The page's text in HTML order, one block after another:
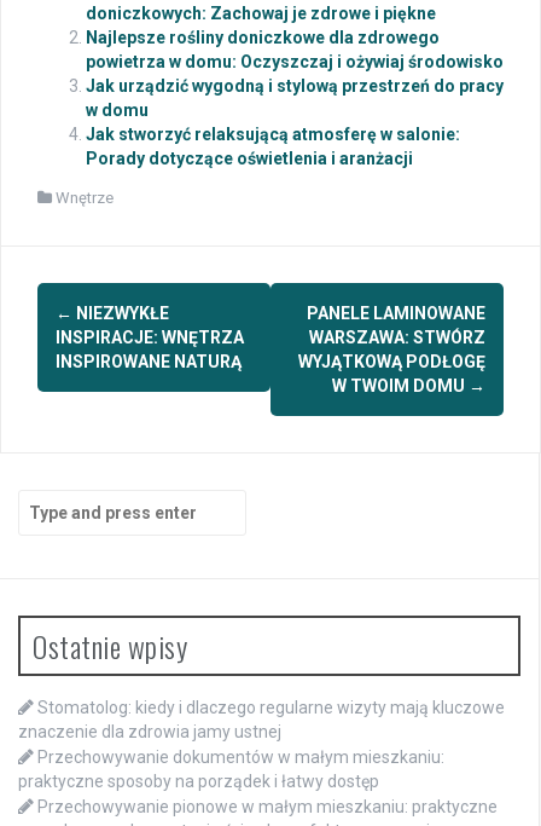
doniczkowych: Zachowaj je zdrowe i piękne
Najlepsze rośliny doniczkowe dla zdrowego
powietrza w domu: Oczyszczaj i ożywiaj środowisko
Jak urządzić wygodną i stylową przestrzeń do pracy
w domu
Jak stworzyć relaksującą atmosferę w salonie:
Porady dotyczące oświetlenia i aranżacji
Wnętrze
Post
navigation
← NIEZWYKŁE
INSPIRACJE: WNĘTRZA
INSPIROWANE NATURĄ
PANELE LAMINOWANE
WARSZAWA: STWÓRZ
WYJĄTKOWĄ PODŁOGĘ
W TWOIM DOMU →
for:
Ostatnie wpisy
Stomatolog: kiedy i dlaczego regularne wizyty mają kluczowe
znaczenie dla zdrowia jamy ustnej
Przechowywanie dokumentów w małym mieszkaniu:
praktyczne sposoby na porządek i łatwy dostęp
Przechowywanie pionowe w małym mieszkaniu: praktyczne